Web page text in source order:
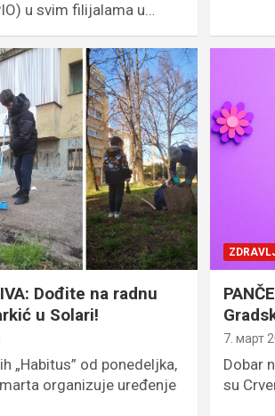
u svim filijalama u…
Dođite na radnu
u Solari!
„Habitus” od ponedeljka,
organizuje uređenje
7. март
Dobar
su